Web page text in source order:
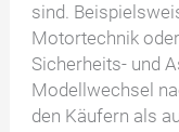
sind.
Motortechnik
Sicherheits- und
Modellwechsel
den Käufern als